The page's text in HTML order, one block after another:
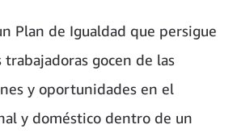
Plan de Igualdad que persigue
trabajadoras gocen de las
y oportunidades en el
y doméstico dentro de un